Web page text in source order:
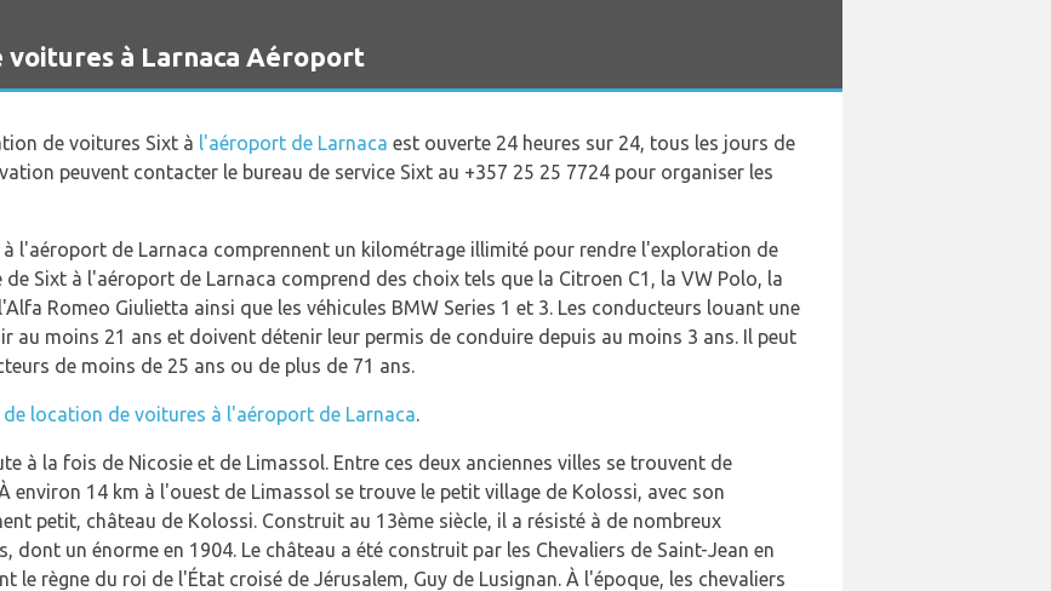
voitures à Larnaca Aéroport
de voitures Sixt à l'aéroport de Larnaca est ouverte 24 heures sur 24, tous les jours de
peuvent contacter le bureau de service Sixt au +357 25 25 7724 pour organiser les
l'aéroport de Larnaca comprennent un kilométrage illimité pour rendre l'exploration de
Sixt à l'aéroport de Larnaca comprend des choix tels que la Citroen C1, la VW Polo, la
Romeo Giulietta ainsi que les véhicules BMW Series 1 et 3. Les conducteurs louant une
au moins 21 ans et doivent détenir leur permis de conduire depuis au moins 3 ans. Il peut
de moins de 25 ans ou de plus de 71 ans.
de location de voitures à l'aéroport de Larnaca.
à la fois de Nicosie et de Limassol. Entre ces deux anciennes villes se trouvent de
14 km à l'ouest de Limassol se trouve le petit village de Kolossi, avec son
petit, château de Kolossi. Construit au 13ème siècle, il a résisté à de nombreux
dont un énorme en 1904. Le château a été construit par les Chevaliers de Saint-Jean en
le règne du roi de l'État croisé de Jérusalem, Guy de Lusignan. À l'époque, les chevaliers